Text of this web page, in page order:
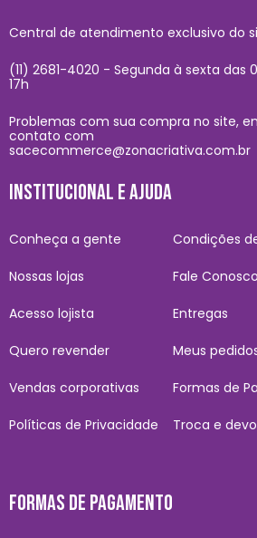
Central de atendimento exclusivo do
(11) 2681-4020 - Segunda à sexta das
17h
Problemas com sua compra no site,
contato com
sacecommerce@zonacriativa.com.br
INSTITUCIONAL E AJUDA
Conheça a gente
Nossas lojas
Acesso lojista
Quero revender
Vendas corporativas
Políticas de Privacidade
Condições
Fale Conosco
Entregas
Meus
Formas de
Troca e
FORMAS DE PAGAMENTO